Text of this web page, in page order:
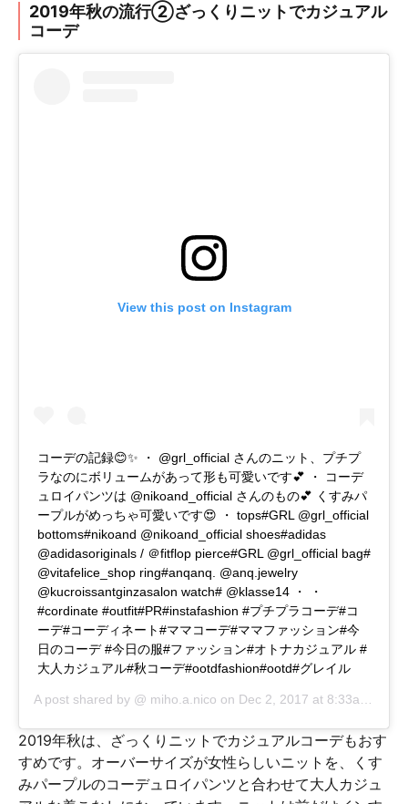
2019年秋の流行②ざっくりニットでカジュアル
コーデ
View this post on Instagram
コーデの記録😊✨ ・ @grl_official さんのニット、プチプ
ラなのにボリュームがあって形も可愛いです💕 ・ コーデ
ュロイパンツは @nikoand_official さんのもの💕 くすみパ
ープルがめっちゃ可愛いです😍 ・ tops#GRL @grl_official
bottoms#nikoand @nikoand_official shoes#adidas
@adidasoriginals / ＠fitflop pierce#GRL @grl_official bag#
@vitafelice_shop ring#anqanq. @anq.jewelry
@kucroissantginzasalon watch# @klasse14 ・ ・
#cordinate #outfit#PR#instafashion #プチプラコーデ#コ
ーデ#コーディネート#ママコーデ#ママファッション#今
日のコーデ #今日の服#ファッション#オトナカジュアル #
大人カジュアル#秋コーデ#ootdfashion#ootd#グレイル
A post shared by @ miho.a.nico on Dec 2, 2017 at 8:33am PST
2019年秋は、ざっくりニットでカジュアルコーデもおす
すめです。オーバーサイズが女性らしいニットを、くす
みパープルのコーデュロイパンツと合わせて大人カジュ